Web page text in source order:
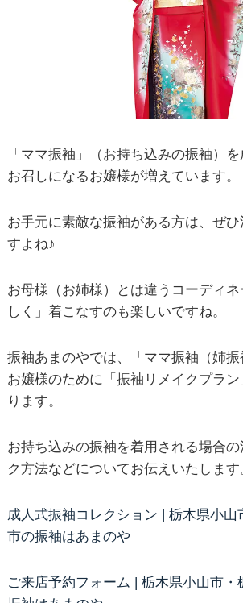
「ママ振袖」（お持ち込みの振袖）
お召しになるお嬢様が増えています。
お手元に素敵な振袖がある方は、ぜ
すよね♪
お母様（お姉様）とは違うコーディ
しく」着こなすのも楽しいですね。
振袖あまのやでは、「ママ振袖（姉
お嬢様のために「振袖リメイクプラ
ります。
お持ち込みの振袖を着用される場合
ク方法などについてお伝えいたします
成人式振袖コレクション | 栃木県小山
市の振袖はあまのや
ご来店予約フォーム | 栃木県小山市・